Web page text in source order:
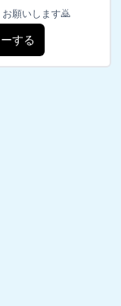
願いします🙇
する